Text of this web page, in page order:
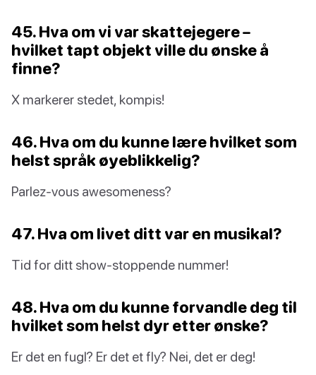
45. Hva om vi var skattejegere –
hvilket tapt objekt ville du ønske å
finne?
X markerer stedet, kompis!
46. Hva om du kunne lære hvilket som
helst språk øyeblikkelig?
Parlez-vous awesomeness?
47. Hva om livet ditt var en musikal?
Tid for ditt show-stoppende nummer!
48. Hva om du kunne forvandle deg til
hvilket som helst dyr etter ønske?
Er det en fugl? Er det et fly? Nei, det er deg!